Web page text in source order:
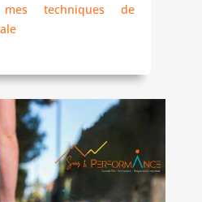
techniques de